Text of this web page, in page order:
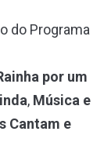
do Programa
por um
, Música e
Cantam e